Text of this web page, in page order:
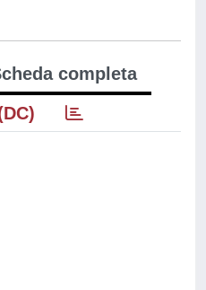
completa